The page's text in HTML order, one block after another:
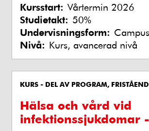
Kursstart: Vårtermin 2026
Studietakt: 50%
Undervisningsform: Campus
Nivå: Kurs, avancerad nivå
KURS - DEL AV PROGRAM,
Hälsa och vård vid
infektionssjukdomar